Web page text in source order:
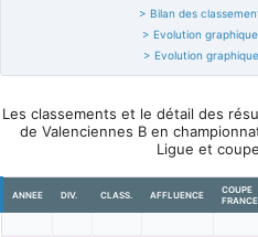
> Bilan des
> Evolution
> Evolution
Les classements et le détail des
de Valenciennes B en
Ligue et
ANNEE DIV. CLASS. AFFLUENCE
COUPE
FRANCE